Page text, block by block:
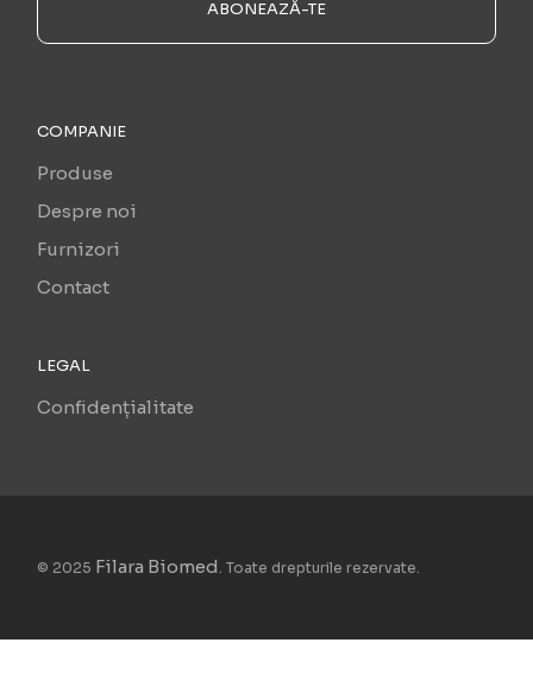
ABONEAZĂ-TE
COMPANIE
Produse
Despre noi
Furnizori
Contact
LEGAL
Confidențialitate
© 2025 Filara Biomed . Toate drepturile rezervate.